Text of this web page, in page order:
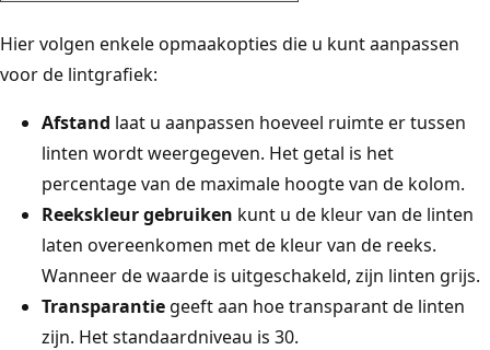
Hier volgen enkele opmaakopties die u kunt aanpassen
voor de lintgrafiek:
Afstand laat u aanpassen hoeveel ruimte er tussen
linten wordt weergegeven. Het getal is het
percentage van de maximale hoogte van de kolom.
Reekskleur gebruiken kunt u de kleur van de linten
laten overeenkomen met de kleur van de reeks.
Wanneer de waarde is uitgeschakeld, zijn linten grijs.
Transparantie geeft aan hoe transparant de linten
zijn. Het standaardniveau is 30.